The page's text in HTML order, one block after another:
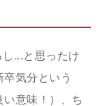
...と思ったけ
気分という
意味！）、ち